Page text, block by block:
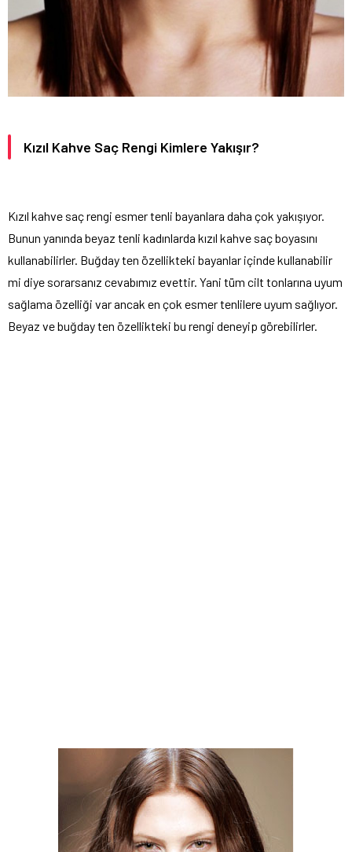
Kızıl Kahve Saç Rengi Kimlere Yakışır?
Kızıl kahve saç rengi esmer tenli bayanlara daha çok yakışıyor.
Bunun yanında beyaz tenli kadınlarda kızıl kahve saç boyasını
kullanabilirler. Buğday ten özellikteki bayanlar içinde kullanabilir
mi diye sorarsanız cevabımız evettir. Yani tüm cilt tonlarına uyum
sağlama özelliği var ancak en çok esmer tenlilere uyum sağlıyor.
Beyaz ve buğday ten özellikteki bu rengi deneyip görebilirler.